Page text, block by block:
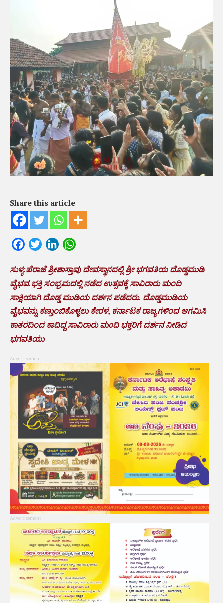
Share this article
FacebookTwitterLinkedIn
ಸುಳ್ಯ:ಪೆರಾಜೆ ಶ್ರೀಶಾಸ್ತಾವು ದೇವಸ್ಥಾನದಲ್ಲಿ ಶ್ರೀ ಭಗವತಿಯ ದೊಡ್ಡಮುಡಿ
ವೈಭವ.ಭಕ್ತಿ ಸಂಭ್ರಮದಲ್ಲಿ ನಡೆದ ಉತ್ಸವಕ್ಕೆ ಸಾವಿರಾರು ಮಂದಿ
ಸಾಕ್ಷಿಯಾಗಿ ದೊಡ್ಡ ಮುಡಿಯ ದರ್ಶನ ಪಡೆದರು. ದೊಡ್ಡಮುಡಿಯ
ವೈಭವನ್ನು ಕಣ್ತುಂಬಿಕೊಳ್ಳಲು ಕೇರಳ, ಕರ್ನಾಟಕ ರಾಜ್ಯಗಳಿಂದ‌ ಆಗಮಿಸಿ
ಕಾತರದಿಂದ ಕಾದಿದ್ದ ಸಾವಿರಾರು ಮಂದಿ ಭಕ್ತರಿಗೆ ದರ್ಶನ ನೀಡಿದ
ಭಗವತಿಯು
Advertisement
Advertisement